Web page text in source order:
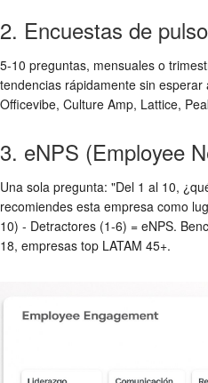
2. Encuestas de pulso
5-10 preguntas, mensuales o
tendencias rápidamente sin
Officevibe, Culture Amp, Lattice,
3. eNPS (Employee
Una sola pregunta: "Del 1 al 10,
recomiendes esta empresa como
10) - Detractores (1-6) = eNPS.
18, empresas top LATAM 45+.